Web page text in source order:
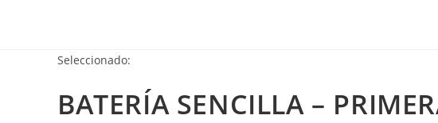
Seleccionado:
BATERÍA SENCILLA –